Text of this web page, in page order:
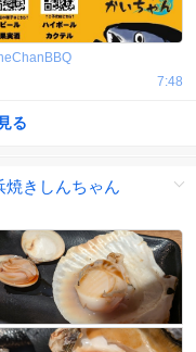
7:48
る
焼きしんちゃん